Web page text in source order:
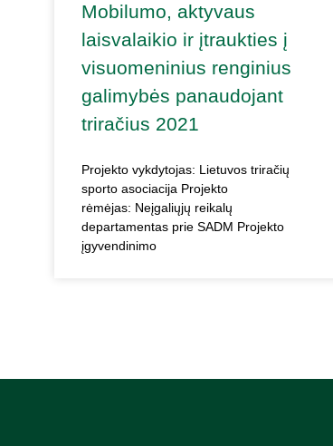
Mobilumo, aktyvaus
laisvalaikio ir įtraukties į
visuomeninius renginius
galimybės panaudojant
triračius 2021
Projekto vykdytojas: Lietuvos triračių
sporto asociacija Projekto
rėmėjas: Neįgaliųjų reikalų
departamentas prie SADM Projekto
įgyvendinimo